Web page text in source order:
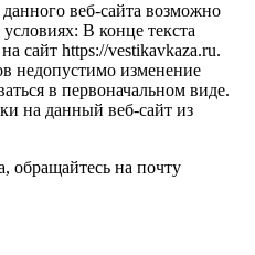
веб-сайта возможно
В конце текста
сайт https://vestikavkaza.ru.
недопустимо изменение
в первоначальном виде.
на данный веб-сайт из
обращайтесь на почту